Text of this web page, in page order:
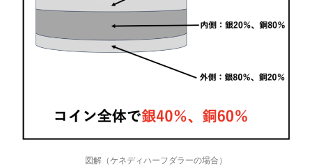
図解（ケネディハーフダラーの場合）